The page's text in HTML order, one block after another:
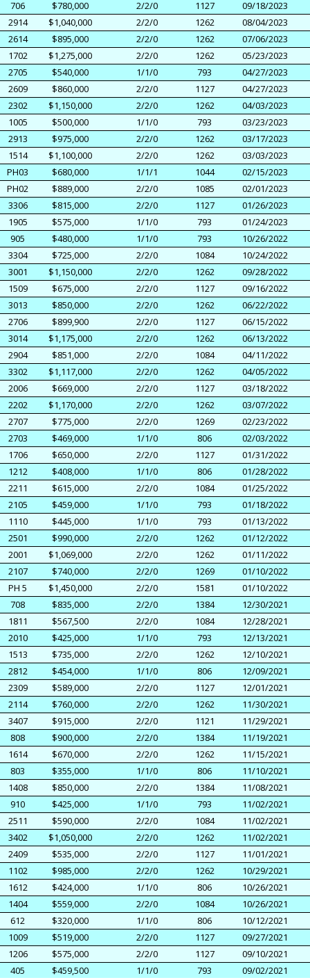
706 $780,000 2/2/0 1127
09/18/2023
2914
$1,040,000 2/2/0 1262
08/04/2023
2614
$895,000 2/2/0 1262
07/06/2023
1702
$1,275,000 2/2/0 1262
05/23/2023
2705
$540,000 1/1/0 793
04/27/2023
2609
$860,000 2/2/0 1127
04/27/2023
2302
$1,150,000 2/2/0 1262
04/03/2023
1005
$500,000 1/1/0 793
03/23/2023
2913
$975,000 2/2/0 1262
03/17/2023
1514
$1,100,000 2/2/0 1262
03/03/2023
PH03
$680,000 1/1/1 1044
02/15/2023
PH02
$889,000 2/2/0 1085
02/01/2023
3306
$815,000 2/2/0 1127
01/26/2023
1905
$575,000 1/1/0 793
01/24/2023
905
$480,000 1/1/0 793
10/26/2022
3304
$725,000 2/2/0 1084
10/24/2022
3001
$1,150,000 2/2/0 1262
09/28/2022
1509
$675,000 2/2/0 1127
09/16/2022
3013
$850,000 2/2/0 1262
06/22/2022
2706
$899,900 2/2/0 1127
06/15/2022
3014
$1,175,000 2/2/0 1262
06/13/2022
2904
$851,000 2/2/0 1084
04/11/2022
3302
$1,117,000 2/2/0 1262
04/05/2022
2006
$669,000 2/2/0 1127
03/18/2022
2202
$1,170,000 2/2/0 1262
03/07/2022
2707
$775,000 2/2/0 1269
02/23/2022
2703
$469,000 1/1/0 806
02/03/2022
1706
$650,000 2/2/0 1127
01/31/2022
1212
$408,000 1/1/0 806
01/28/2022
2211
$615,000 2/2/0 1084
01/25/2022
2105
$459,000 1/1/0 793
01/18/2022
1110
$445,000 1/1/0 793
01/13/2022
2501
$990,000 2/2/0 1262
01/12/2022
2001
$1,069,000 2/2/0 1262
01/11/2022
2107
$740,000 2/2/0 1269
01/10/2022
PH 5
$1,450,000 2/2/0 1581
01/10/2022
708
$835,000 2/2/0 1384
12/30/2021
1811
$567,500 2/2/0 1084
12/28/2021
2010
$425,000 1/1/0 793
12/13/2021
1513
$735,000 2/2/0 1262
12/10/2021
2812
$454,000 1/1/0 806
12/09/2021
2309
$589,000 2/2/0 1127
12/01/2021
2114
$760,000 2/2/0 1262
11/30/2021
3407
$915,000 2/2/0 1121
11/29/2021
808
$900,000 2/2/0 1384
11/19/2021
1614
$670,000 2/2/0 1262
11/15/2021
803
$355,000 1/1/0 806
11/10/2021
1408
$850,000 2/2/0 1384
11/08/2021
910
$425,000 1/1/0 793
11/02/2021
2511
$590,000 2/2/0 1084
11/02/2021
3402
$1,050,000 2/2/0 1262
11/02/2021
2409
$535,000 2/2/0 1127
11/01/2021
1102
$985,000 2/2/0 1262
10/29/2021
1612
$424,000 1/1/0 806
10/26/2021
1404
$559,000 2/2/0 1084
10/26/2021
612
$320,000 1/1/0 806
10/12/2021
1009
$519,000 2/2/0 1127
09/27/2021
1206
$575,000 2/2/0 1127
09/10/2021
405
$459,500 1/1/0 793
09/02/2021